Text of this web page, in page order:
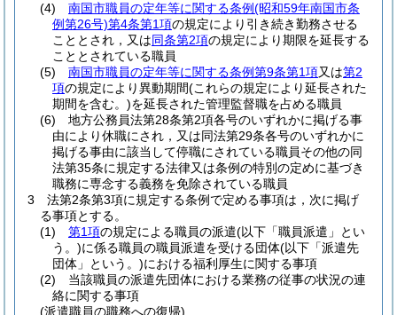
(4)
南国市職員の定年等に関する条例(昭和59年南国市条
例第26号)第4条第1項の規定により引き続き勤務させる
こととされ，又は同条第2項の規定により期限を延長する
こととされている職員
(5)
南国市職員の定年等に関する条例第9条第1項又は第2
項の規定により異動期間(これらの規定により延長された
期間を含む。)を延長された管理監督職を占める職員
(6)
地方公務員法第28条第2項各号のいずれかに掲げる事
由により休職にされ，又は同法第29条各号のいずれかに
掲げる事由に該当して停職にされている職員その他の同
法第35条に規定する法律又は条例の特別の定めに基づき
職務に専念する義務を免除されている職員
3
法第2条第3項に規定する条例で定める事項は，次に掲げ
る事項とする。
(1)
第1項の規定による職員の派遣(以下「職員派遣」とい
う。)に係る職員の職員派遣を受ける団体(以下「派遣先
団体」という。)における福利厚生に関する事項
(2)
当該職員の派遣先団体における業務の従事の状況の連
絡に関する事項
(派遣職員の職務への復帰)